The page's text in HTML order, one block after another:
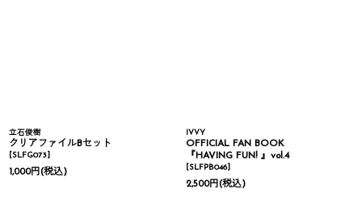
立石俊樹
クリアファイルBセット
[SLFG073]
1,000円(税込)
IVVY
OFFICIAL FAN BOOK
『HAVING FUN! 』vol.4
[SLFPB046]
2,500円(税込)